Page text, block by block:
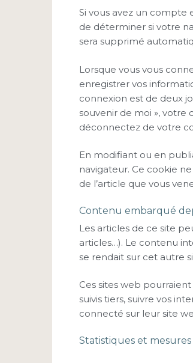
Si vous avez un compte
de déterminer si votre
sera supprimé
Lorsque vous vous
enregistrer vos
connexion est de deux
souvenir de moi », votre
déconnectez de votre
En modifiant ou en
navigateur. Ce cookie
de l’article que vous
Contenu embarqué
Les articles de ce site
articles…). Le contenu
se rendait sur cet autre
Ces sites web
suivis tiers, suivre vos
connecté sur leur site
Statistiques et mesures